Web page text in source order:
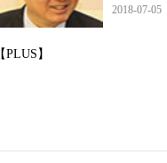
2018-07-05
【PLUS】